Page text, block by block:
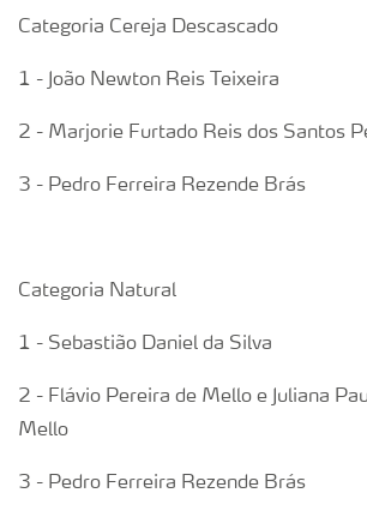
Categoria Cereja Descascado
1 - João Newton Reis Teixeira
2 - Marjorie Furtado Reis dos Santos
3 - Pedro Ferreira Rezende Brás
Categoria Natural
1 - Sebastião Daniel da Silva
2 - Flávio Pereira de Mello e Juliana
Mello
3 - Pedro Ferreira Rezende Brás